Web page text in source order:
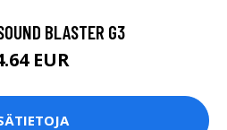
BLASTER G3
EUR